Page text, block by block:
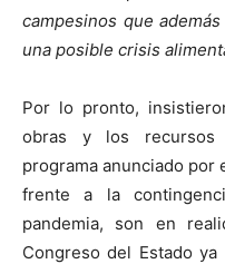
campesinos que
una posible crisis
Por lo pronto,
obras y los recursos
programa anunciado por
frente a la
pandemia, son en
Congreso del Estado